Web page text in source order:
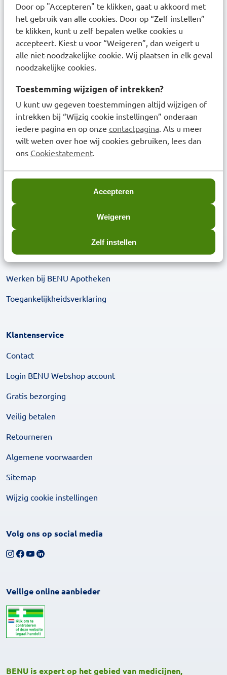
Door op "Accepteren" te klikken, gaat u akkoord met
het gebruik van alle cookies. Door op “Zelf instellen”
te klikken, kunt u zelf bepalen welke cookies u
accepteert. Kiest u voor “Weigeren”, dan weigert u
alle niet-noodzakelijke cookie. Wij plaatsen in elk geval
noodzakelijke cookies.
Toestemming wijzigen of intrekken?
U kunt uw gegeven toestemmingen altijd wijzigen of
intrekken bij “Wijzig cookie instellingen” onderaan
iedere pagina en op onze contactpagina. Als u meer
wilt weten over hoe wij cookies gebruiken, lees dan
ons Cookiestatement.
Accepteren
Weigeren
Zelf instellen
Ontdek onze services
Inschrijven bij uw BENU Apotheek
Medicijnen afhalen en bezorgen
Aanmelden afhaalservice
Herhaalservice met recept
Medicijnoverzicht aanvragen
Beoordeling BENU Webshop
BENU in het nieuws
Werken bij BENU Apotheken
Toegankelijkheidsverklaring
Klantenservice
Contact
Login BENU Webshop account
Gratis bezorging
Veilig betalen
Retourneren
Algemene voorwaarden
Sitemap
Wijzig cookie instellingen
Volg ons op social media
Volg ons op Instagram
Volg ons op Facebook
Bekijk ons YouTube-kanaal
Volg ons op LinkedIn
Veilige online aanbieder
BENU is expert op het gebied van medicijnen,